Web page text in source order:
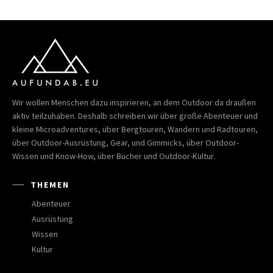
Wir wollen Menschen dazu inspirieren, an dem Outdoor da draußen
aktiv teilzuhaben. Deshalb schreiben wir über große Abenteuer und
kleine Microadventures, über Bergtouren, Wandern und Radtouren,
über Outdoor-Ausrüstung, Gear, und Gimmicks, über Outdoor-
Wissen und Know-How, über Bücher und Outdoor-Kultur.
THEMEN
Abenteuer
Ausrüstung
Wissen
Kultur